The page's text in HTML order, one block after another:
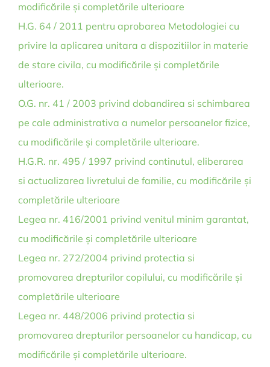
modificările și completările ulterioare
H.G. 64 / 2011 pentru aprobarea Metodologiei cu
privire la aplicarea unitara a dispozitiilor in materie
de stare civila, cu modificările și completările
ulterioare.
O.G. nr. 41 / 2003 privind dobandirea si schimbarea
pe cale administrativa a numelor persoanelor fizice,
cu modificările și completările ulterioare.
H.G.R. nr. 495 / 1997 privind continutul, eliberarea
si actualizarea livretului de familie, cu modificările și
completările ulterioare
Legea nr. 416/2001 privind venitul minim garantat,
cu modificările și completările ulterioare
Legea nr. 272/2004 privind protectia si
promovarea drepturilor copilului, cu modificările și
completările ulterioare
Legea nr. 448/2006 privind protectia si
promovarea drepturilor persoanelor cu handicap, cu
modificările și completările ulterioare.